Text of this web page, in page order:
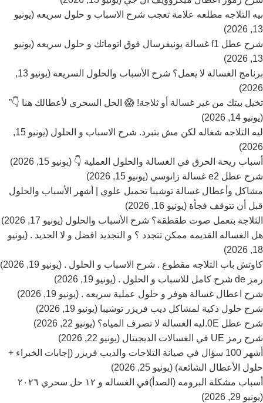
ىيه التلاجه مطلعه علامة تعجب شرح الاسباب و حلول سريعه (يونيو
13, 2026)
شرح عطل f1 غسالة يونيفرسال فوق اتوماتك و حلول سريعه (يونيو
13, 2026)
برنامج الغسالة لا يعمل؟ شرح الأسباب والحلول السريعة (يونيو 13,
2026)
تخيل بيتك من غير غسالة أو ثلاجة! 😱 الحل السحري لأعطالك هنا 👇”
(يونيو 14, 2026)
ليه التلاجه شغاله لكن مش بتبرد. شرح الاسباب و الحلول (يونيو 15,
2026)
أسباب ريحة الحرق في الغسالة والحلول العملية 👇 (يونيو 15, 2026)
شرح عطل e2 غسالة زانوسي (يونيو 15, 2026)
مشاكل وأعطال غسالة توشيبا تحميل علوي | أشهر الأسباب والحلول
قبل أن تتوقف فجأة (يونيو 16, 2026)
الثلاجة بتعمل صوت طقطقة؟ شرح الأسباب والحلول (يونيو 17, 2026)
هل الغساله القديمه ممكن تتجدد ؟ و التجديد افضل و لا الجديد . (يونيو
18, 2026)
كاوتش باب التلاجه مقطوع . شرح الاسباب و الحلول . (يونيو 19, 2026)
رمز de شرح كامل للاسباب و الحلول . (يونيو 19, 2026)
شرح اعطال غسالة هوفر و حلول عملية سريعه . (يونيو 19, 2026)
شرح حلول ذكية لمشاكل ديب فريزر توشيبا (يونيو 19, 2026)
شرح عطل 0E.ليه الغسالة لا تصرف المياه؟ (يونيو 22, 2026)
شرح رمز UE في الغسالات الديجيتال (يونيو 22, 2026)
أشهر 100 سؤال في صيانة التلاجات والديب فريزر (إجابات الخبراء +
حلول الأعطال الشائعة) (يونيو 25, 2026)
أسباب مشكلة البرومه (الصدأ)في الغساله و ١٢ حل سحري ٢٠٢٦
(يونيو 29, 2026)